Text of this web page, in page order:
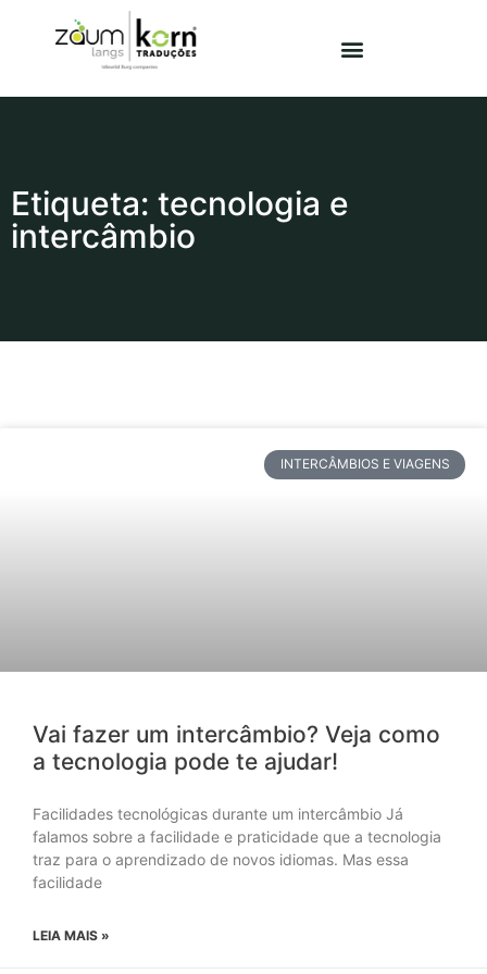
Etiqueta: tecnologia e
intercâmbio
INTERCÂMBIOS E VIAGENS
Vai fazer um intercâmbio? Veja como
a tecnologia pode te ajudar!
Facilidades tecnológicas durante um intercâmbio Já
falamos sobre a facilidade e praticidade que a tecnologia
traz para o aprendizado de novos idiomas. Mas essa
facilidade
LEIA MAIS »